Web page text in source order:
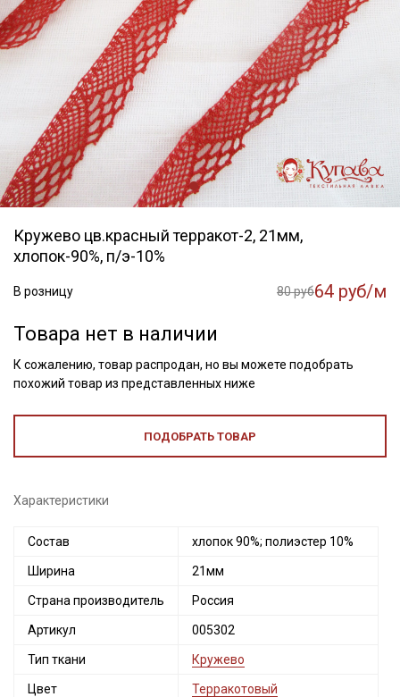
Кружево цв.красный терракот-2, 21мм,
хлопок-90%, п/э-10%
В розницу 80 руб64 руб/м
Товара нет в наличии
К сожалению, товар распродан, но вы можете подобрать
похожий товар из представленных ниже
ПОДОБРАТЬ ТОВАР
Характеристики
Состав хлопок 90%; полиэстер 10%
Ширина 21мм
Страна производитель Россия
Артикул 005302
Тип ткани Кружево
Цвет Терракотовый